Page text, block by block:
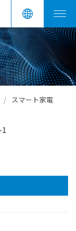
スマート家電